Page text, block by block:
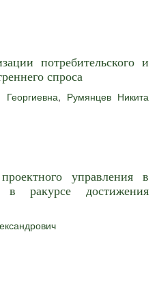
потребительского и
спроса
, Румянцев Никита
управления в
в ракурсе достижения